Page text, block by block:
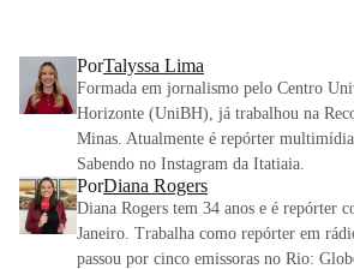
PorTalyssa Lima
Formada em jornalismo pelo Centro
Horizonte (UniBH), já trabalhou na
Minas. Atualmente é repórter
Sabendo no Instagram da Itatiaia.
PorDiana Rogers
Diana Rogers tem 34 anos e é repórter
Janeiro. Trabalha como repórter em
passou por cinco emissoras no Rio: